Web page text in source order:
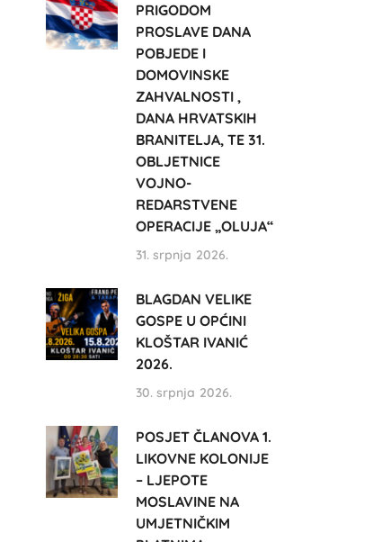
PRIGODOM
PROSLAVE DANA
POBJEDE I
DOMOVINSKE
ZAHVALNOSTI ,
DANA HRVATSKIH
BRANITELJA, TE 31.
OBLJETNICE
VOJNO-
REDARSTVENE
OPERACIJE „OLUJA“
31. srpnja 2026.
BLAGDAN VELIKE
GOSPE U OPĆINI
KLOŠTAR IVANIĆ
2026.
30. srpnja 2026.
POSJET ČLANOVA 1.
LIKOVNE KOLONIJE
– LJEPOTE
MOSLAVINE NA
UMJETNIČKIM